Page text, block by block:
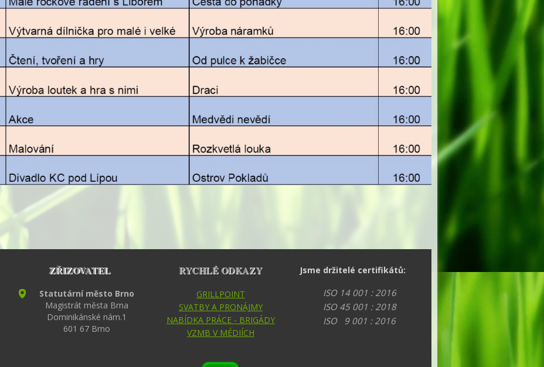
ZŘIZOVATEL
Statutární město Brno
Magistrát města Brna
Dominikánské nám.1
601 67 Brno
RYCHLÉ ODKAZY
GRILLPOINT
SVATBY A PRONÁJMY
NABÍDKA PRÁCE - BRIGÁDY
VZMB V MÉDIÍCH
Jsme držitelé certifikátů:
ISO 14 001 : 2016
ISO 45 001 : 2018
ISO 9 001 : 2016